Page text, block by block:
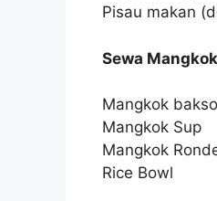
Pisau makan
Sewa
Mangkok bakso
Mangkok Sup
Mangkok
Rice Bowl